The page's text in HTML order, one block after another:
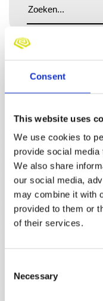
Consent
This website uses
We use cookies to
provide social
We also share
our social media,
may combine it with
provided to them or
of their services.
Selection
Necessary
€3.800 - €5.200 40
€4.050 - €5.435 32 -
Modelleur
Modelleur